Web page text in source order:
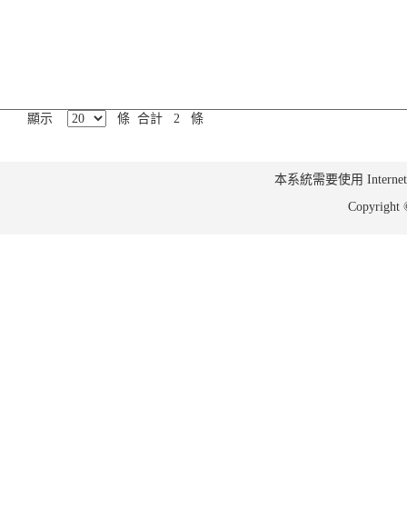
顯示 條 合計 2 條
本系統需要使用
Copyright